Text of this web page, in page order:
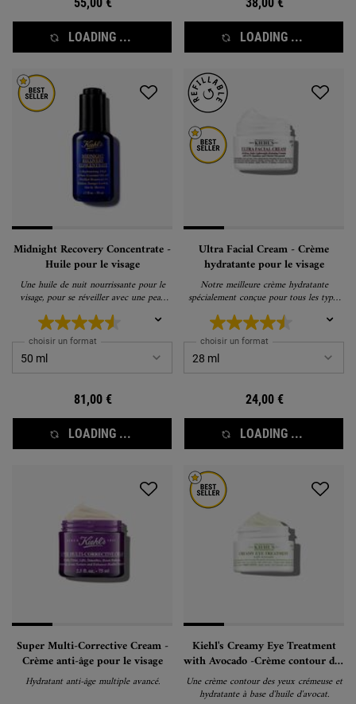
LOADING ... LOADING ...
Midnight Recovery Concentrate -
Huile pour le visage
Une huile de nuit nourrissante pour le
visage, pour se réveiller avec une peau
plus jeune.
choisir un format
81,00 €
LOADING ...
Ultra Facial Cream - Crème
hydratante pour le visage
Notre meilleure crème hydratante
spécialement conçue pour tous les types
de peau.
choisir un format
24,00 €
LOADING ...
Super Multi-Corrective Cream -
Crème anti-âge pour le visage
Hydratant anti-âge multiple avancé.
Kiehl's Creamy Eye Treatment
with Avocado -Crème contour des
yeux
Une crème contour des yeux crémeuse et
hydratante à base d'huile d'avocat.